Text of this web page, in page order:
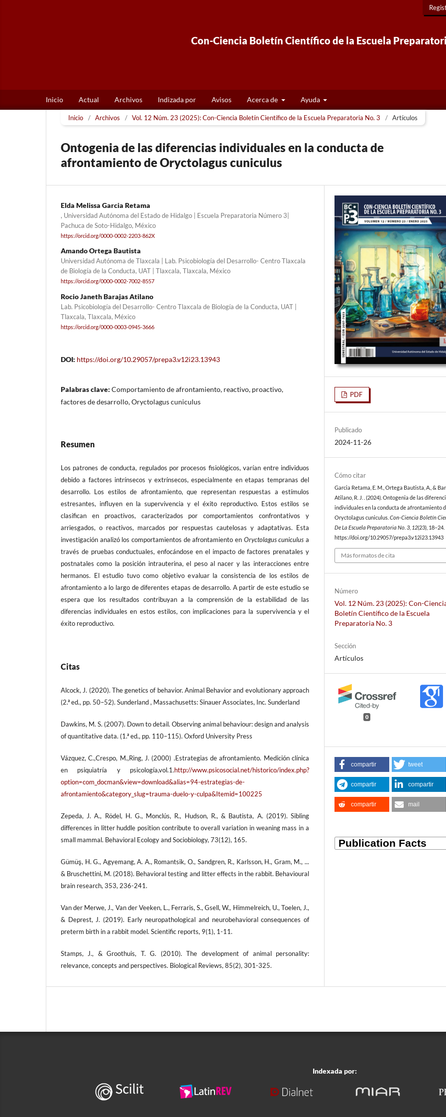
Con-Ciencia Boletín Científico de la Escuela
Inicio Actual Archivos Indizada por Avisos Acerca de Ayuda
Inicio / Archivos / Vol. 12 Núm. 23 (2025): Con-Ciencia Boletín Científico de la Escuela Preparatoria No. 3 / Artículos
Ontogenia de las diferencias individuales en la conducta de
afrontamiento de Oryctolagus cuniculus
Elda Melissa Garcia Retama
, Universidad Autónoma del Estado de Hidalgo | Escuela Preparatoria Número 3|
Pachuca de Soto-Hidalgo, México
https://orcid.org/0000-0002-2203-862X
Amando Ortega Bautista
Universidad Autónoma de Tlaxcala | Lab. Psicobiología del Desarrollo- Centro Tlaxcala
de Biología de la Conducta, UAT | Tlaxcala, Tlaxcala, México
https://orcid.org/0000-0002-7002-8557
Rocio Janeth Barajas Atilano
Lab. Psicobiología del Desarrollo- Centro Tlaxcala de Biología de la Conducta, UAT |
Tlaxcala, Tlaxcala, México
https://orcid.org/0000-0003-0945-3666
DOI: https://doi.org/10.29057/prepa3.v12i23.13943
Palabras clave: Comportamiento de afrontamiento, reactivo, proactivo,
factores de desarrollo, Oryctolagus cuniculus
Resumen
Los patrones de conducta, regulados por procesos fisiológicos, varían entre individuos
debido a factores intrínsecos y extrínsecos, especialmente en etapas tempranas del
desarrollo. Los estilos de afrontamiento, que representan respuestas a estímulos
estresantes, influyen en la supervivencia y el éxito reproductivo. Estos estilos se
clasifican en proactivos, caracterizados por comportamientos confrontativos y
arriesgados, o reactivos, marcados por respuestas cautelosas y adaptativas. Esta
investigación analizó los comportamientos de afrontamiento en Oryctolagus cuniculus a
través de pruebas conductuales, enfocándose en el impacto de factores prenatales y
postnatales como la posición intrauterina, el peso al nacer y las interacciones entre
hermanos. El estudio tuvo como objetivo evaluar la consistencia de los estilos de
afrontamiento a lo largo de diferentes etapas de desarrollo. A partir de este estudio se
espera que los resultados contribuyan a la comprensión de la estabilidad de las
diferencias individuales en estos estilos, con implicaciones para la supervivencia y el
éxito reproductivo.
Citas
Alcock, J. (2020). The genetics of behavior. Animal Behavior and evolutionary approach
(2.ª ed., pp. 50–52). Sunderland , Massachusetts: Sinauer Associates, Inc. Sunderland
Dawkins, M. S. (2007). Down to detail. Observing animal behaviour: design and analysis
of quantitative data. (1.ª ed., pp. 110–115). Oxford University Press
Vázquez, C.,Crespo, M.,Ring, J. (2000) .Estrategias de afrontamiento. Medición clínica
en psiquiatría y psicología,vol.1.http://www.psicosocial.net/historico/index.php?
option=com_docman&view=download&alias=94-estrategias-de-
afrontamiento&category_slug=trauma-duelo-y-culpa&Itemid=100225
Zepeda, J. A., Rödel, H. G., Monclús, R., Hudson, R., & Bautista, A. (2019). Sibling
differences in litter huddle position contribute to overall variation in weaning mass in a
small mammal. Behavioral Ecology and Sociobiology, 73(12), 165.
Gümüş, H. G., Agyemang, A. A., Romantsik, O., Sandgren, R., Karlsson, H., Gram, M., ...
& Bruschettini, M. (2018). Behavioral testing and litter effects in the rabbit. Behavioural
brain research, 353, 236-241.
Van der Merwe, J., Van der Veeken, L., Ferraris, S., Gsell, W., Himmelreich, U., Toelen, J.,
& Deprest, J. (2019). Early neuropathological and neurobehavioral consequences of
preterm birth in a rabbit model. Scientific reports, 9(1), 1-11.
Stamps, J., & Groothuis, T. G. (2010). The development of animal personality:
relevance, concepts and perspectives. Biological Reviews, 85(2), 301-325.
PDF
Publicado
2024-11-26
Cómo citar
Garcia Retama, E. M., Ortega Bautista, A., &
Atilano, R. J. . (2024). Ontogenia de las
individuales en la conducta de afrontamiento
Oryctolagus cuniculus.Con-Ciencia Boletín
De La Escuela Preparatoria No. 3 12(23), 18–24.
https://doi.org/10.29057/prepa3.v12i23.13943
Más formatos de cita
Número
Vol. 12 Núm. 23 (2025): Con-
Boletín Científico de la Escuela
Preparatoria No. 3
Sección
Artículos
0
compartir tweet
compartir compartir
compartir mail
Indexada por: